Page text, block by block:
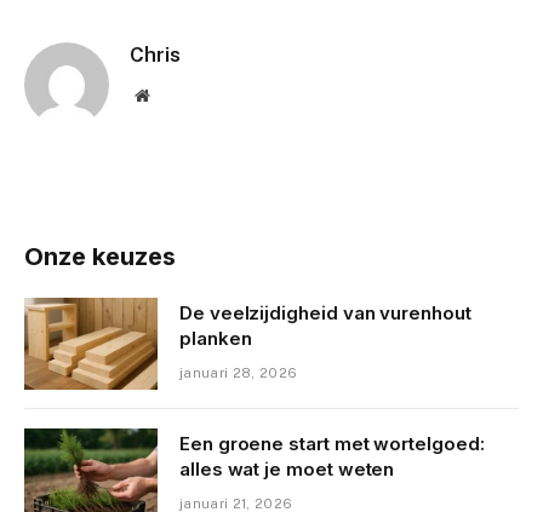
Chris
Website
Onze keuzes
De veelzijdigheid van vurenhout
planken
januari 28, 2026
Een groene start met wortelgoed:
alles wat je moet weten
januari 21, 2026